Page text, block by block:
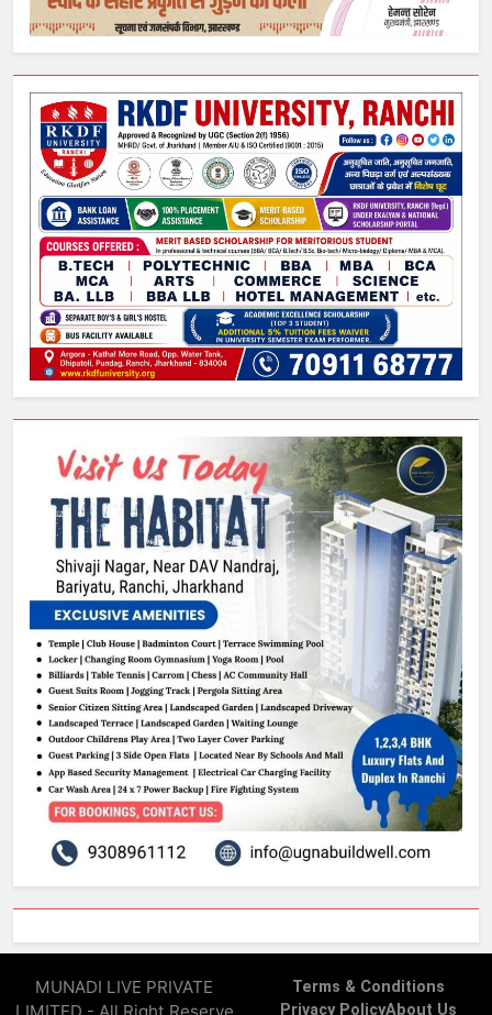
MUNADI LIVE PRIVATE
Terms & Conditions
Privacy PolicyAbout Us